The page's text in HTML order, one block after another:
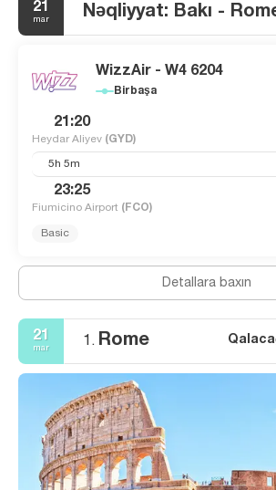
21
mar Nəqliyyat: Bakı -
WizzAir - W4 6204
Birbaşa
21:20
Heydar Aliyev (GYD)
5h 5m
23:25
Fiumicino Airport (FCO)
Basic
Detallara baxın
21
mar 1. Rome